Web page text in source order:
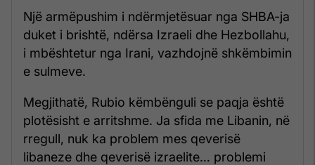
Një armëpushim i ndërmjetësuar nga SHBA-ja
duket i brishtë, ndërsa Izraeli dhe Hezbollahu,
i mbështetur nga Irani, vazhdojnë shkëmbimin
e sulmeve.
Megjithatë, Rubio këmbënguli se paqja është
plotësisht e arritshme. Ja sfida me Libanin, në
rregull, nuk ka problem mes qeverisë
libaneze dhe qeverisë izraelite… problemi